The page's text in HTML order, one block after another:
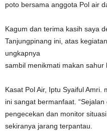
poto bersama anggota Pol air
Kagum dan terima kasih saya
Tanjungpinang ini, atas
ungkapnya
sambil menikmati makan sahur
Kasat Pol Air, Iptu Syaiful
ini sangat bermanfaat.
pengecekan dan monitor
sekiranya jarang terpantau.